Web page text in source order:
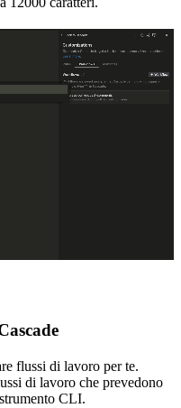
flussi di lavoro per te.
di lavoro che prevedono
CLI.